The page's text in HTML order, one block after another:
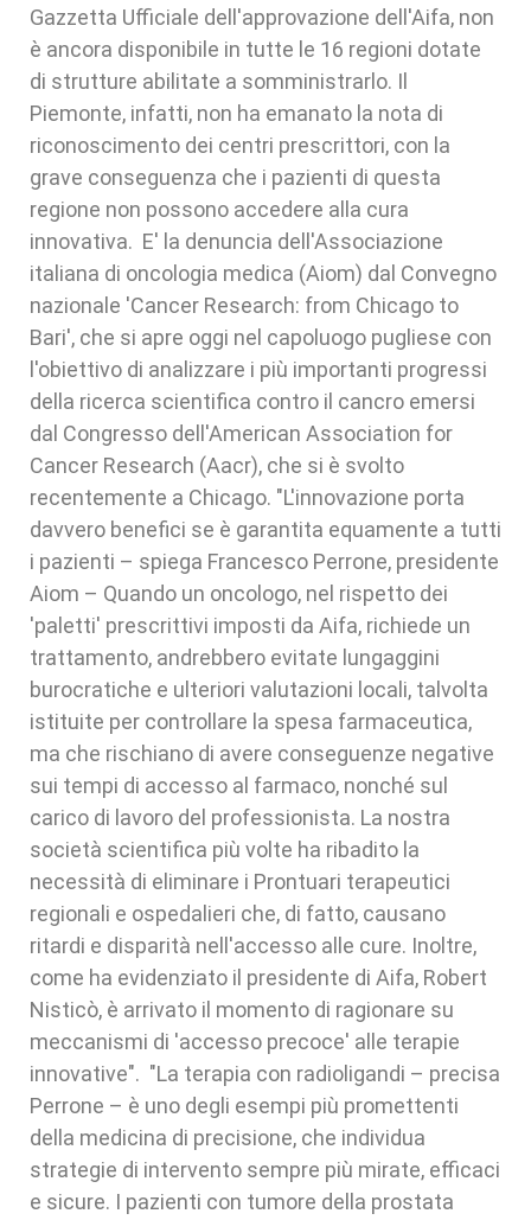
Gazzetta Ufficiale dell'approvazione dell'Aifa, non
è ancora disponibile in tutte le 16 regioni dotate
di strutture abilitate a somministrarlo. Il
Piemonte, infatti, non ha emanato la nota di
riconoscimento dei centri prescrittori, con la
grave conseguenza che i pazienti di questa
regione non possono accedere alla cura
innovativa. E' la denuncia dell'Associazione
italiana di oncologia medica (Aiom) dal Convegno
nazionale 'Cancer Research: from Chicago to
Bari', che si apre oggi nel capoluogo pugliese con
l'obiettivo di analizzare i più importanti progressi
della ricerca scientifica contro il cancro emersi
dal Congresso dell'American Association for
Cancer Research (Aacr), che si è svolto
recentemente a Chicago. "L'innovazione porta
davvero benefici se è garantita equamente a tutti
i pazienti – spiega Francesco Perrone, presidente
Aiom – Quando un oncologo, nel rispetto dei
'paletti' prescrittivi imposti da Aifa, richiede un
trattamento, andrebbero evitate lungaggini
burocratiche e ulteriori valutazioni locali, talvolta
istituite per controllare la spesa farmaceutica,
ma che rischiano di avere conseguenze negative
sui tempi di accesso al farmaco, nonché sul
carico di lavoro del professionista. La nostra
società scientifica più volte ha ribadito la
necessità di eliminare i Prontuari terapeutici
regionali e ospedalieri che, di fatto, causano
ritardi e disparità nell'accesso alle cure. Inoltre,
come ha evidenziato il presidente di Aifa, Robert
Nisticò, è arrivato il momento di ragionare su
meccanismi di 'accesso precoce' alle terapie
innovative". "La terapia con radioligandi – precisa
Perrone – è uno degli esempi più promettenti
della medicina di precisione, che individua
strategie di intervento sempre più mirate, efficaci
e sicure. I pazienti con tumore della prostata